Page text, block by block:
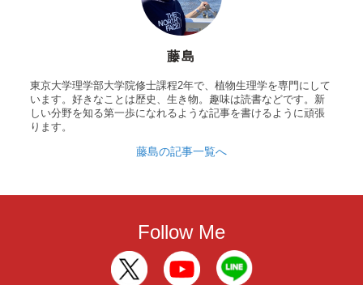
藤島
東京大学理学部大学院修士課程2年で、植物生理学を専門にして
います。好きなことは歴史、生き物。趣味は読書などです。新
しい分野を知る第一歩になれるような記事を書けるように頑張
ります。
藤島の記事一覧へ
Follow Me